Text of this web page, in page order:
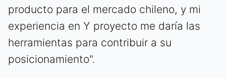
producto para el mercado chileno, y mi
experiencia en Y proyecto me daría las
herramientas para contribuir a su
posicionamiento".